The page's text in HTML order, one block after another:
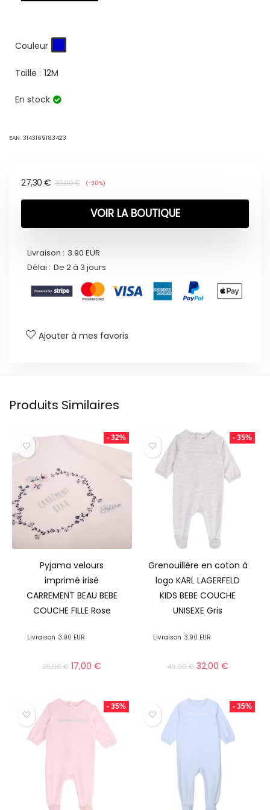
Couleur
Taille : 12M
En stock
EAN: 3143169183423
39,00€
27,30 € (-30%)
VOIR LA BOUTIQUE
Livraison : 3.90 EUR
Délai : De 2 à 3 jours
Ajouter à mes favoris
Produits Similaires
- 32%
Pyjama velours
imprimé irisé
CARREMENT BEAU BEBE
COUCHE FILLE Rose
Livraison 3.90 EUR
25,00€ 17,00€
- 35%
Grenouillère en coton à
logo KARL LAGERFELD
KIDS BEBE COUCHE
UNISEXE Gris
Livraison 3.90 EUR
49,00€ 32,00€
- 35% - 35%